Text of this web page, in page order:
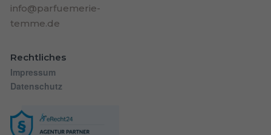
info@parfuemerie-
temme.de
Rechtliches
Impressum
Datenschutz